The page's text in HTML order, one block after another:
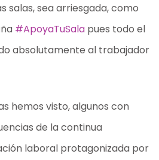
salas, sea arriesgada, como
#ApoyaTuSala pues todo el
absolutamente al trabajador
hemos visto, algunos con
de la continua
laboral protagonizada por